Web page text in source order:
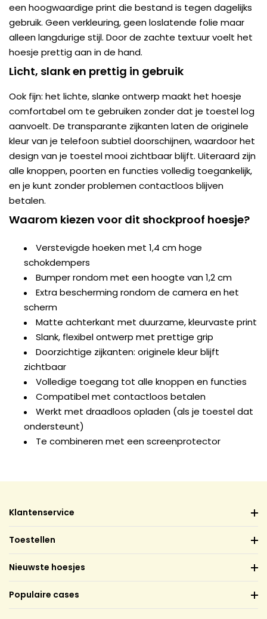
een hoogwaardige print die bestand is tegen dagelijks
gebruik. Geen verkleuring, geen loslatende folie maar
alleen langdurige stijl. Door de zachte textuur voelt het
hoesje prettig aan in de hand.
Licht, slank en prettig in gebruik
Ook fijn: het lichte, slanke ontwerp maakt het hoesje
comfortabel om te gebruiken zonder dat je toestel log
aanvoelt. De transparante zijkanten laten de originele
kleur van je telefoon subtiel doorschijnen, waardoor het
design van je toestel mooi zichtbaar blijft. Uiteraard zijn
alle knoppen, poorten en functies volledig toegankelijk,
en je kunt zonder problemen contactloos blijven
betalen.
Waarom kiezen voor dit shockproof hoesje?
Verstevigde hoeken met 1,4 cm hoge
schokdempers
Bumper rondom met een hoogte van 1,2 cm
Extra bescherming rondom de camera en het
scherm
Matte achterkant met duurzame, kleurvaste print
Slank, flexibel ontwerp met prettige grip
Doorzichtige zijkanten: originele kleur blijft
zichtbaar
Volledige toegang tot alle knoppen en functies
Compatibel met contactloos betalen
Werkt met draadloos opladen (als je toestel dat
ondersteunt)
Te combineren met een screenprotector
Klantenservice
Toestellen
Nieuwste hoesjes
Populaire cases